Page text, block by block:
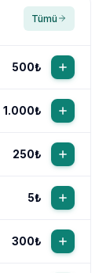
Tümü
500₺
1.000₺
250₺
5₺
300₺